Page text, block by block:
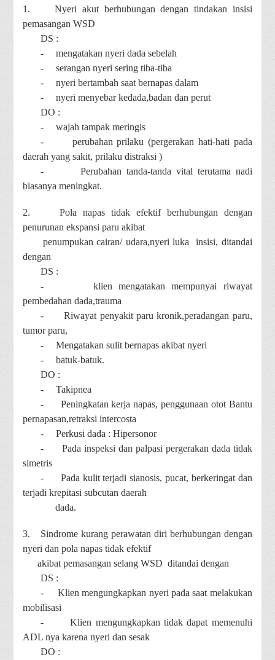
1.
Nyeri akut berhubungan dengan tindakan insisi
pemasangan WSD
DS :
-
mengatakan nyeri dada sebelah
-
serangan nyeri sering tiba-tiba
-
nyeri bertambah saat bernapas dalam
-
nyeri menyebar kedada,badan dan perut
DO :
-
wajah tampak meringis
-
perubahan prilaku (pergerakan hati-hati pada
daerah yang sakit, prilaku distraksi )
-
Perubahan tanda-tanda vital terutama nadi
biasanya meningkat.
2.
Pola napas tidak efektif berhubungan dengan
penurunan ekspansi paru akibat
penumpukan cairan/ udara,nyeri luka insisi, ditandai
dengan
DS :
-
klien mengatakan mempunyai riwayat
pembedahan dada,trauma
-
Riwayat penyakit paru kronik,peradangan paru,
tumor paru,
-
Mengatakan sulit bernapas akibat nyeri
-
batuk-batuk.
DO :
-
Takipnea
-
Peningkatan kerja napas, penggunaan otot Bantu
pernapasan,retraksi intercosta
-
Perkusi dada : Hipersonor
-
Pada inspeksi dan palpasi pergerakan dada tidak
simetris
-
Pada kulit terjadi sianosis, pucat, berkeringat dan
terjadi krepitasi subcutan daerah
dada.
3.
Sindrome kurang perawatan diri berhubungan dengan
nyeri dan pola napas tidak efektif
akibat pemasangan selang WSD ditandai dengan
DS :
-
Klien mengungkapkan nyeri pada saat melakukan
mobilisasi
-
Klien mengungkapkan tidak dapat memenuhi
ADL nya karena nyeri dan sesak
DO :